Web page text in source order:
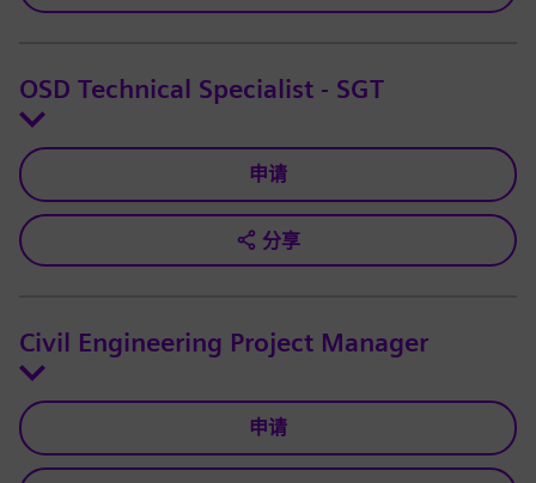
OSD Technical Specialist - SGT
申请
分享
Civil Engineering Project Manager
申请